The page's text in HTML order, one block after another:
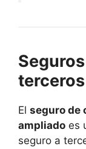
El seguro de
ampliado es
seguro a